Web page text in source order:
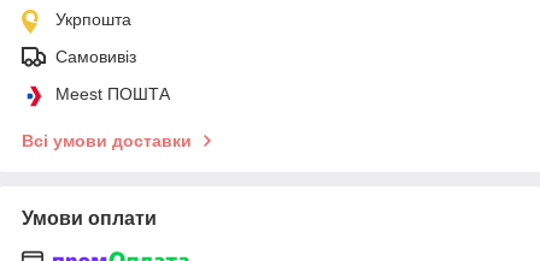
Укрпошта
Самовивіз
Meest ПОШТА
Всі умови доставки
Умови оплати